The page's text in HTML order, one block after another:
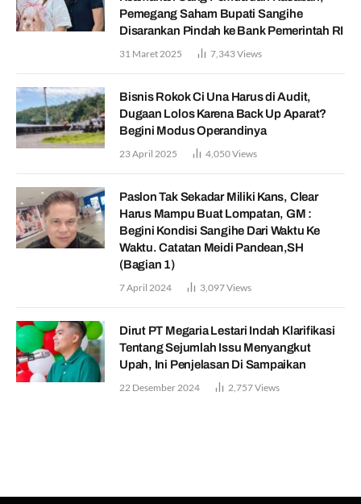
Pemegang Saham Bupati Sangihe
Disarankan Pindah ke Bank Pemerintah RI
31 Maret 2025 7,343Views
Bisnis Rokok Ci Una Harus di Audit,
Dugaan Lolos Karena Back Up Aparat?
Begini Modus Operandinya
23 April 2025 4,050Views
Paslon Tak Sekadar Miliki Kans, Clear
Harus Mampu Buat Lompatan, GM :
Begini Kondisi Sangihe Dari Waktu Ke
Waktu. Catatan Meidi Pandean,SH
(Bagian 1)
7 April 2024 3,097Views
Dirut PT Megaria Lestari Indah Klarifikasi
Tentang Sejumlah Issu Menyangkut
Upah, Ini Penjelasan Di Sampaikan
22 Desember 2024 2,757Views